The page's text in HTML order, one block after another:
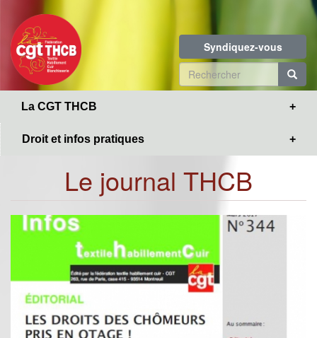
contenu
principal
Syndiquez-vous
Formulaire
de
La CGT THCB
Droit et infos pratiques
Le journal THCB